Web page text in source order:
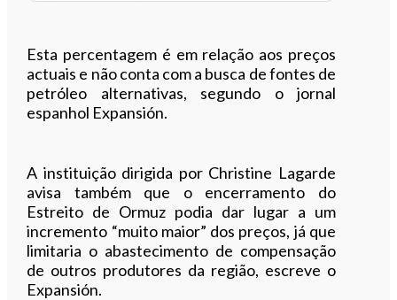
Esta percentagem é em relação aos preços
actuais e não conta com a busca de fontes de
petróleo alternativas, segundo o jornal
espanhol Expansión.
A instituição dirigida por Christine Lagarde
avisa também que o encerramento do
Estreito de Ormuz podia dar lugar a um
incremento “muito maior” dos preços, já que
limitaria o abastecimento de compensação
de outros produtores da região, escreve o
Expansión.